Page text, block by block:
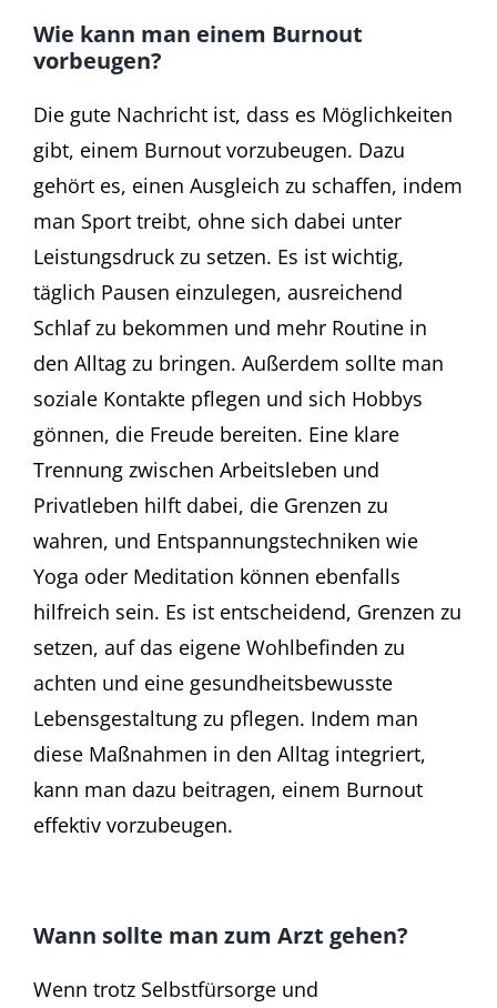
Wie kann man einem Burnout
vorbeugen?
Die gute Nachricht ist, dass es Möglichkeiten
gibt, einem Burnout vorzubeugen. Dazu
gehört es, einen Ausgleich zu schaffen, indem
man Sport treibt, ohne sich dabei unter
Leistungsdruck zu setzen. Es ist wichtig,
täglich Pausen einzulegen, ausreichend
Schlaf zu bekommen und mehr Routine in
den Alltag zu bringen. Außerdem sollte man
soziale Kontakte pflegen und sich Hobbys
gönnen, die Freude bereiten. Eine klare
Trennung zwischen Arbeitsleben und
Privatleben hilft dabei, die Grenzen zu
wahren, und Entspannungstechniken wie
Yoga oder Meditation können ebenfalls
hilfreich sein. Es ist entscheidend, Grenzen zu
setzen, auf das eigene Wohlbefinden zu
achten und eine gesundheitsbewusste
Lebensgestaltung zu pflegen. Indem man
diese Maßnahmen in den Alltag integriert,
kann man dazu beitragen, einem Burnout
effektiv vorzubeugen.
Wann sollte man zum Arzt gehen?
Wenn trotz Selbstfürsorge und